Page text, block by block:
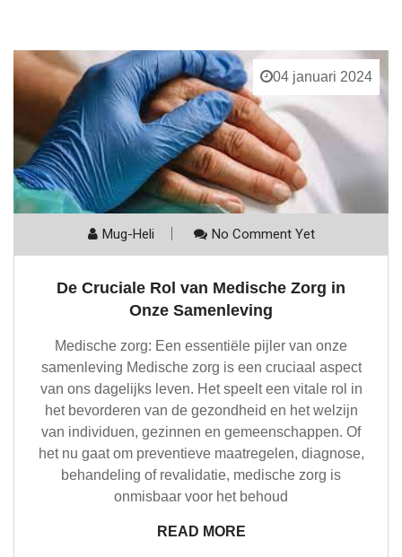
04 januari 2024
Mug-Heli No Comment Yet
De Cruciale Rol van Medische Zorg in
Onze Samenleving
Medische zorg: Een essentiële pijler van onze
samenleving Medische zorg is een cruciaal aspect
van ons dagelijks leven. Het speelt een vitale rol in
het bevorderen van de gezondheid en het welzijn
van individuen, gezinnen en gemeenschappen. Of
het nu gaat om preventieve maatregelen, diagnose,
behandeling of revalidatie, medische zorg is
onmisbaar voor het behoud
READ MORE